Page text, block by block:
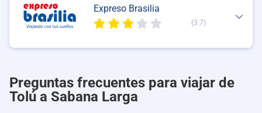
Expreso Brasilia
(3.7)
Preguntas frecuentes para viajar de
Tolú a Sabana Larga